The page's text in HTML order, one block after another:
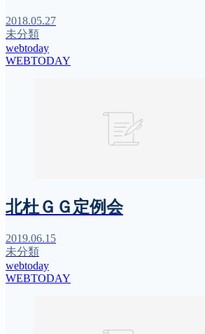
2018.05.27
未分類
webtoday
WEBTODAY
北杜ＧＧ定例会
2019.06.15
未分類
webtoday
WEBTODAY